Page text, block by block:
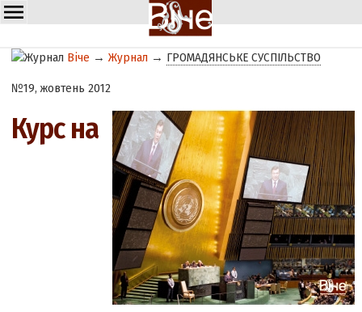
Віче →Журнал → ГРОМАДЯНСЬКЕ СУСПІЛЬСТВО
№19, жовтень 2012
Курс на